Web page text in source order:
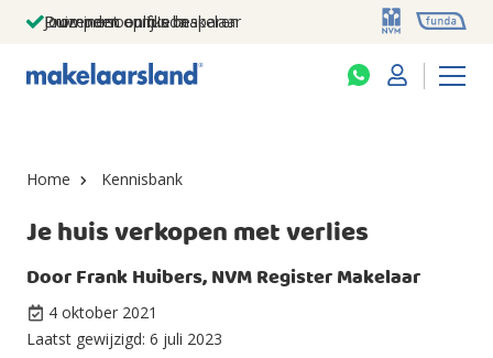
Jouw persoonlijke makelaar
Duizenden euro's besparen
Prominent op funda
Home Kennisbank
Je huis verkopen met verlies
DoorFrank Huibers, NVM Register Makelaar
4 oktober 2021
Laatst gewijzigd: 6 juli 2023